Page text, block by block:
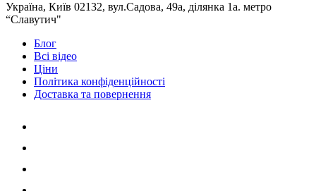
Україна, Київ 02132, вул.Садова, 49а, ділянка 1а. метро
“Славутич"
Блог
Всі відео
Ціни
Політика конфіденційності
Доставка та повернення